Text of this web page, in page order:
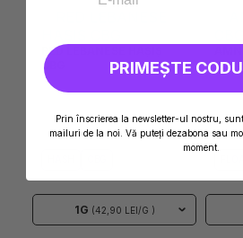
RED LEBANESE HAȘIȘ
CBG
1G (42,90 LEI/G )
PRIMEȘTE
Prin înscrierea la newsletter-ul nostru,
mailuri de la noi. Vă puteți dezabona sau
moment.